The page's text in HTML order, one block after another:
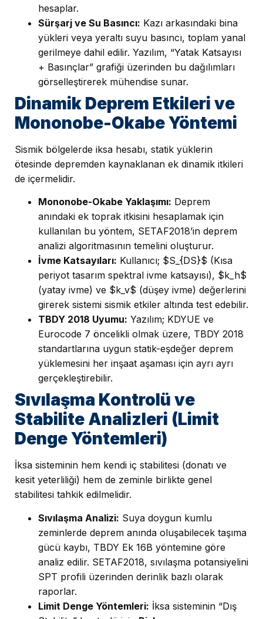
hesaplar.
Sürşarj ve Su Basıncı: Kazı arkasındaki bina
yükleri veya yeraltı suyu basıncı, toplam yanal
gerilmeye dahil edilir. Yazılım, “Yatak Katsayısı
+ Basınçlar” grafiği üzerinden bu dağılımları
görselleştirerek mühendise sunar.
Dinamik Deprem Etkileri ve
Mononobe-Okabe Yöntemi
Sismik bölgelerde iksa hesabı, statik yüklerin
ötesinde depremden kaynaklanan ek dinamik itkileri
de içermelidir.
Mononobe-Okabe Yaklaşımı: Deprem
anındaki ek toprak itkisini hesaplamak için
kullanılan bu yöntem, SETAF2018’in deprem
analizi algoritmasının temelini oluşturur.
İvme Katsayıları: Kullanıcı; $S_{DS}$ (Kısa
periyot tasarım spektral ivme katsayısı), $k_h$
(yatay ivme) ve $k_v$ (düşey ivme) değerlerini
girerek sistemi sismik etkiler altında test edebilir.
TBDY 2018 Uyumu: Yazılım; KDYUE ve
Eurocode 7 öncelikli olmak üzere, TBDY 2018
standartlarına uygun statik-eşdeğer deprem
yüklemesini her inşaat aşaması için ayrı ayrı
gerçekleştirebilir.
Sıvılaşma Kontrolü ve
Stabilite Analizleri (Limit
Denge Yöntemleri)
İksa sisteminin hem kendi iç stabilitesi (donatı ve
kesit yeterliliği) hem de zeminle birlikte genel
stabilitesi tahkik edilmelidir.
Sıvılaşma Analizi: Suya doygun kumlu
zeminlerde deprem anında oluşabilecek taşıma
gücü kaybı, TBDY Ek 16B yöntemine göre
analiz edilir. SETAF2018, sıvılaşma potansiyelini
SPT profili üzerinden derinlik bazlı olarak
raporlar.
Limit Denge Yöntemleri: İksa sisteminin “Dış